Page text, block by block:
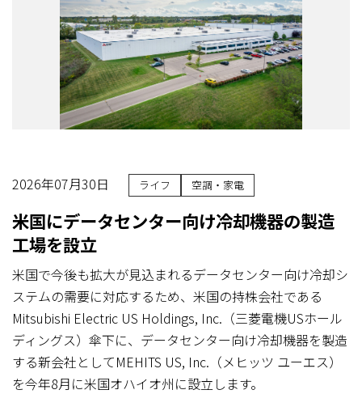
2026年07月30日 ライフ 空調・家電
米国にデータセンター向け冷却機器の製造
工場を設立
米国で今後も拡大が見込まれるデータセンター向け冷却シ
ステムの需要に対応するため、米国の持株会社である
Mitsubishi Electric US Holdings, Inc.（三菱電機USホール
ディングス）傘下に、データセンター向け冷却機器を製造
する新会社としてMEHITS US, Inc.（メヒッツ ユーエス）
を今年8月に米国オハイオ州に設立します。